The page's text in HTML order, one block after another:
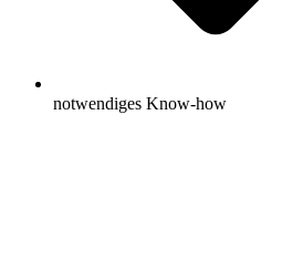
notwendiges Know-how